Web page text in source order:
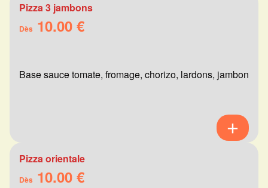
Pizza 3 jambons
Dès 10.00 €
Base sauce tomate, fromage, chorizo, lardons, jambon
Pizza orientale
Dès 10.00 €